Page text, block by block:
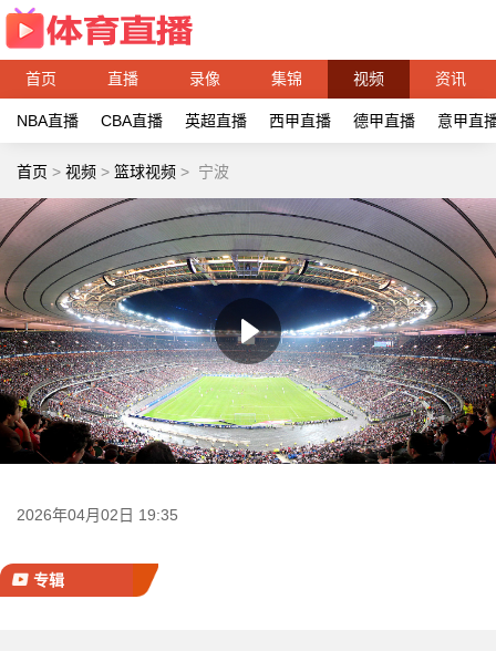
首页 直播 录像 集锦 视频 资讯
NBA直播 CBA直播 英超直播 西甲直播 德甲直播 意甲直
首页 > 视频 > 篮球视频 > 宁波
2026年04月02日 19:35
专辑